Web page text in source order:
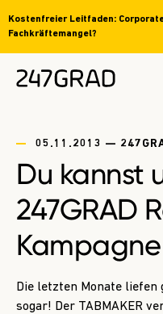
Kostenfreier Leitfaden:
Fachkräftemangel?
05.11.2013 —
Du kannst
247GRAD
Kampagne
Die letzten Monate
sogar! Der TABMAKER